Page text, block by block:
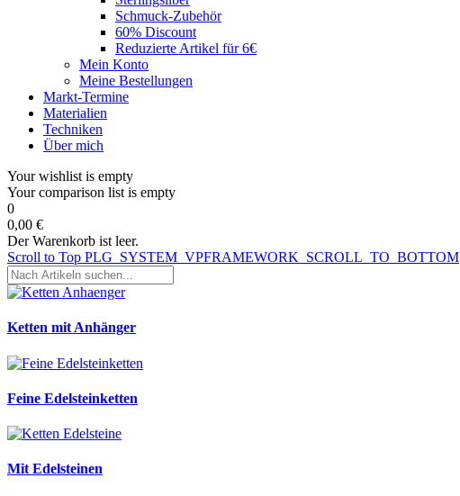
Schmuck-Zubehör
60% Discount
Reduzierte Artikel für 6€
Mein Konto
Meine Bestellungen
Markt-Termine
Materialien
Techniken
Über mich
Your wishlist is empty
Your comparison list is empty
0
0,00 €
Der Warenkorb ist leer.
Scroll to Top PLG_SYSTEM_VPFRAMEWORK_SCROLL_TO_BOTTOM
Ketten mit Anhänger
Feine Edelsteinketten
Mit Edelsteinen